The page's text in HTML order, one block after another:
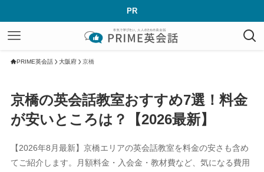
PR
PRIME英会話 大阪府 京橋
京橋の英会話教室おすすめ7選！料金
が安いところは？【2026最新】
【2026年8月最新】京橋エリアの英会話教室を料金の安さも含め
てご紹介します。月額料金・入会金・教材費など、気になる費用